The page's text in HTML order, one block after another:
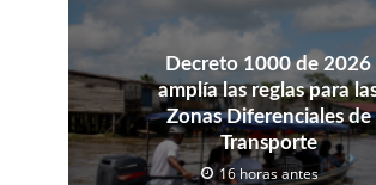
Decreto 1000 de 2026
amplía las reglas para
Zonas Diferenciales de
Transporte
16 horas antes